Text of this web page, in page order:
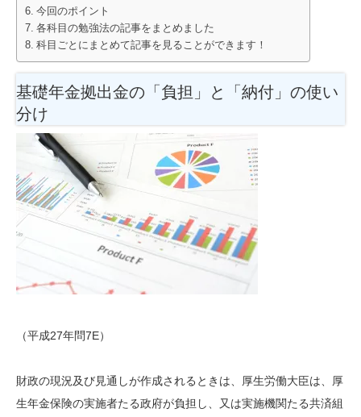
今回のポイント
各科目の勉強法の記事をまとめました
科目ごとにまとめて記事を見ることができます！
基礎年金拠出金の「負担」と「納付」の使い
分け
（平成27年問7E）
財政の現況及び見通しが作成されるときは、厚生労働大臣は、厚
生年金保険の実施者たる政府が負担し、又は実施機関たる共済組